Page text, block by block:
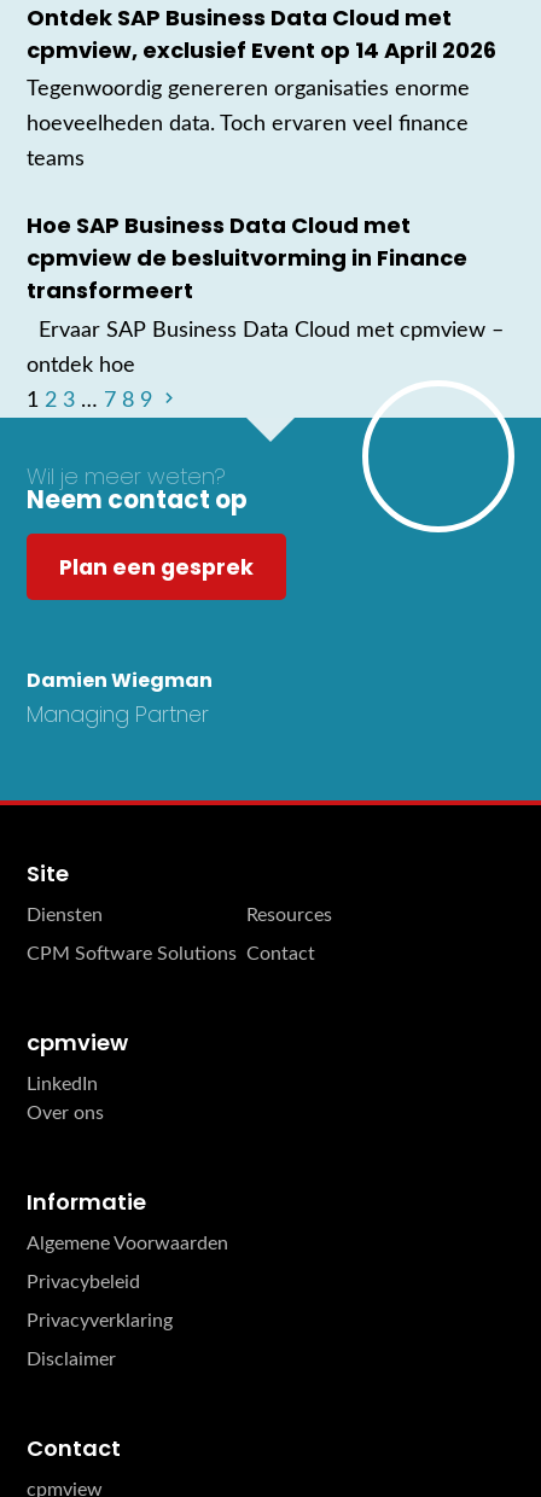
Ontdek SAP Business Data Cloud met
cpmview, exclusief Event op 14 April 2026
Tegenwoordig genereren organisaties enorme
hoeveelheden data. Toch ervaren veel finance
teams
Hoe SAP Business Data Cloud met
cpmview de besluitvorming in Finance
transformeert
Ervaar SAP Business Data Cloud met cpmview –
ontdek hoe
1 2 3 … 7 8 9
Wil je meer weten?
Neem contact op
Plan een gesprek
Damien Wiegman
Managing Partner
Site
Diensten
Resources
CPM Software Solutions Contact
cpmview
LinkedIn
Over ons
Informatie
Algemene Voorwaarden
Privacybeleid
Privacyverklaring
Disclaimer
Contact
cpmview